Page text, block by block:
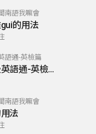
南語我嘛會
的用法
語通-英檢篇
超級英語通-英檢篇 035 Weekend Trip- 週末旅遊
南語我嘛會
法